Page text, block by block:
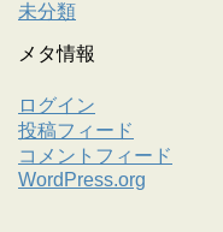
未分類
メタ情報
ログイン
投稿フィード
コメントフィード
WordPress.org